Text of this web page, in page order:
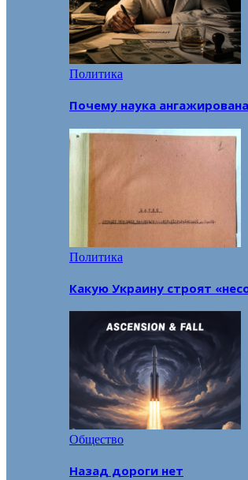
Политика
Почему наука
Политика
Какую Украину строят
Общество
Назад дороги нет